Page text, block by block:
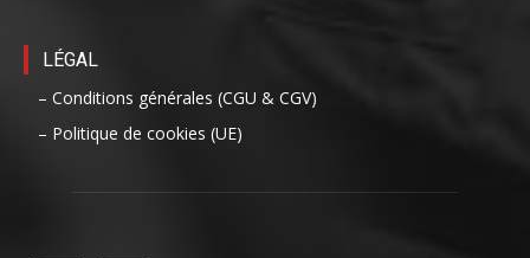
LÉGAL
– Conditions générales (CGU & CGV)
– Politique de cookies (UE)